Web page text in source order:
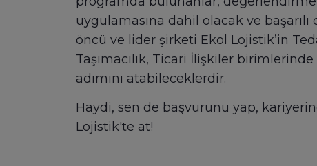
uygulamasına dahil olacak ve
öncü ve lider şirketi Ekol Lojistik’in
Taşımacılık, Ticari İlişkiler
adımını atabileceklerdir.
Haydi, sen de başvurunu yap,
Lojistik'te at!